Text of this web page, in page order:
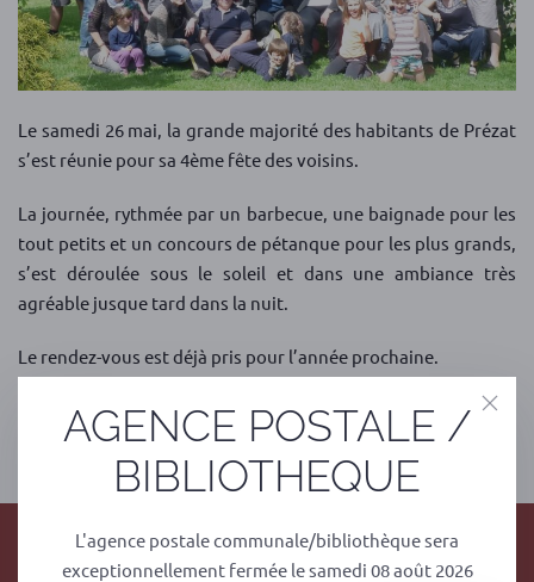
Le samedi 26 mai, la grande majorité des habitants de Prézat
s’est réunie pour sa 4ème fête des voisins.
La journée, rythmée par un barbecue, une baignade pour les
tout petits et un concours de pétanque pour les plus grands,
s’est déroulée sous le soleil et dans une ambiance très
agréable jusque tard dans la nuit.
Le rendez-vous est déjà pris pour l’année prochaine.
PRÉCÉDENT SUIVANT
AGENCE POSTALE /
BIBLIOTHEQUE
L'agence postale communale/bibliothèque sera
exceptionnellement fermée le samedi 08 août 2026